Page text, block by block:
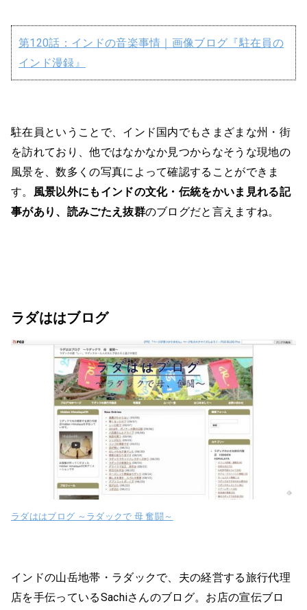
第120話：インドの音楽事情｜画像ブログ『駐在員の
インド漫録』
駐在員ということで、インド国内でもさまざまな州・街
を訪れており、他ではなかなか見つからなそうな現地の
風景を、数多くの写真によって確認することができま
す。 風景以外にもインドの文化・伝統をかいま見れる記
事があり、読みごたえ抜群のブログだと言えますね。
ラダははブログ
ラダははブログ ～ラダックで 母 奮闘～
インドの山岳地帯・ラダックで、夫の経営する旅行代理
店を手伝っているSachiさんのブログ。お店の宣伝ブロ